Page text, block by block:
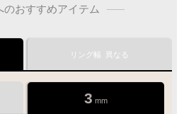
てご利用いただけます
1商品
¥1,100
最適なケースで
お届けします
のおすすめアイテム
3 mm
リング幅 異なる